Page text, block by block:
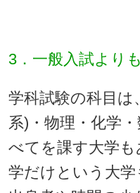
3．一般入試より
学科試験の科目は
系)・物理・化学
べてを課す大学
学だけという大